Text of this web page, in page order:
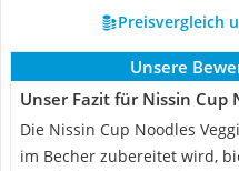
Preisvergleich
Unsere
Unser Fazit für Nissin Cup
Die Nissin Cup Noodles
im Becher zubereitet wird,